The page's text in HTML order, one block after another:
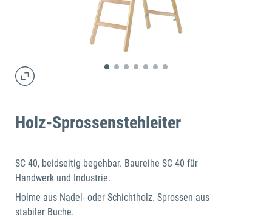
Holz-Sprossenstehleiter
SC 40, beidseitig begehbar. Baureihe SC 40 für
Handwerk und Industrie.
Holme aus Nadel- oder Schichtholz. Sprossen aus
stabiler Buche.